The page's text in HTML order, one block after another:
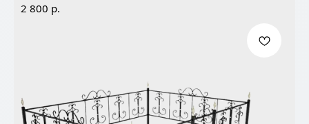
2 800 р.